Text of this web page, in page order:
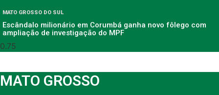
MATO GROSSO DO SUL
Escândalo milionário em Corumbá ganha novo fôlego com
ampliação de investigação do MPF
MATO GROSSO